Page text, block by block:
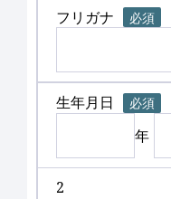
フリガナ 必須
生年月日 必須
年
2